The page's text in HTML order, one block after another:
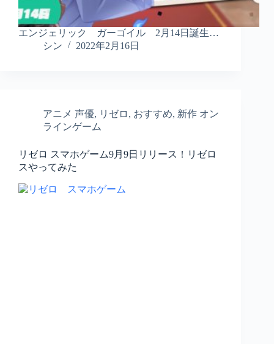
エンジェリック ガーゴイル 2月14日誕生…
シン
2022年2月16日
アニメ 声優, リゼロ , おすすめ, 新作 オン
ラインゲーム
リゼロ スマホゲーム9月9日リリース！リゼロ
スやってみた